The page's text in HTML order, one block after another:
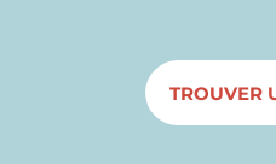
TROUVER